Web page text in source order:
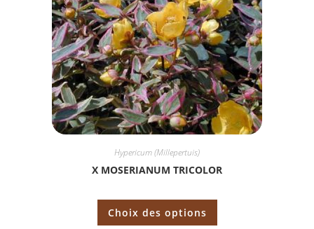
Hypericum (Millepertuis)
X MOSERIANUM TRICOLOR
Choix des options